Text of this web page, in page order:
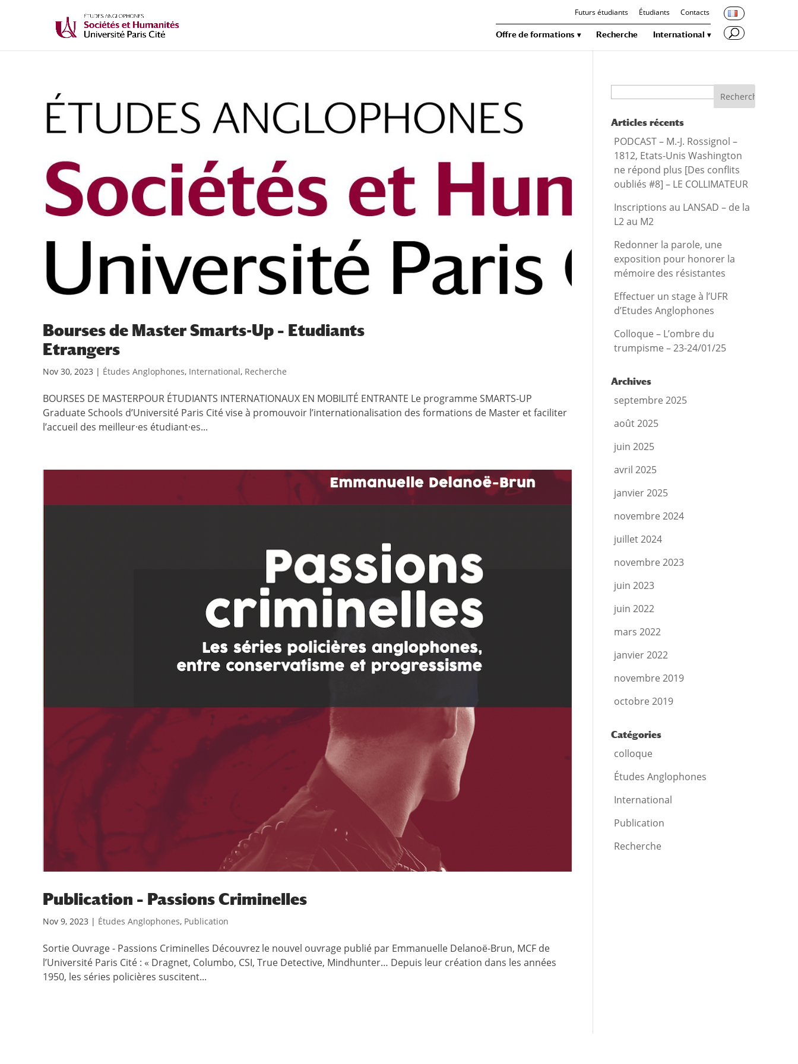
Futurs étudiants Étudiants Contacts
Offre de formations Recherche International
Bourses de Master Smarts-Up – Etudiants
Etrangers
Nov 30, 2023 | Études Anglophones, International, Recherche
BOURSES DE MASTERPOUR ÉTUDIANTS INTERNATIONAUX EN MOBILITÉ ENTRANTE Le programme SMARTS-UP
Graduate Schools d’Université Paris Cité vise à promouvoir l’internationalisation des formations de Master et faciliter
l’accueil des meilleur·es étudiant·es...
Publication – Passions Criminelles
Nov 9, 2023 | Études Anglophones, Publication
Sortie Ouvrage - Passions Criminelles Découvrez le nouvel ouvrage publié par Emmanuelle Delanoë-Brun, MCF de
l’Université Paris Cité : « Dragnet, Columbo, CSI, True Detective, Mindhunter… Depuis leur création dans les années
1950, les séries policières suscitent...
Articles récents
PODCAST – M.-J. Rossignol –
1812, Etats-Unis Washington
ne répond plus [Des conflits
oubliés #8] – LE COLLIMATEUR
Inscriptions au LANSAD – de la
L2 au M2
Redonner la parole, une
exposition pour honorer la
mémoire des résistantes
Effectuer un stage à l’UFR
d’Etudes Anglophones
Colloque – L’ombre du
trumpisme – 23-24/01/25
Archives
septembre 2025
août 2025
juin 2025
avril 2025
janvier 2025
novembre 2024
juillet 2024
novembre 2023
juin 2023
juin 2022
mars 2022
janvier 2022
novembre 2019
octobre 2019
Catégories
colloque
Études Anglophones
International
Publication
Recherche